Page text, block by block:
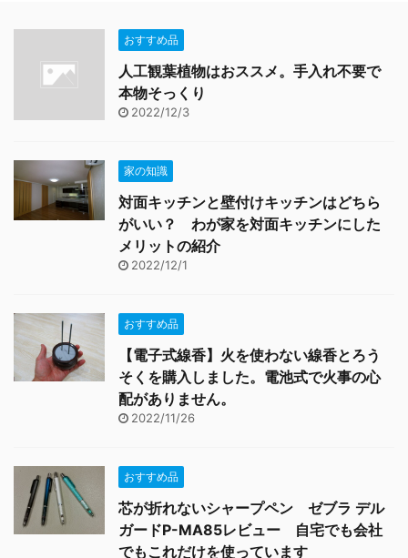
おすすめ品
人工観葉植物はおススメ。手入れ不要で
本物そっくり
2022/12/3
家の知識
対面キッチンと壁付けキッチンはどちら
がいい？ わが家を対面キッチンにした
メリットの紹介
2022/12/1
おすすめ品
【電子式線香】火を使わない線香とろう
そくを購入しました。電池式で火事の心
配がありません。
2022/11/26
おすすめ品
芯が折れないシャープペン ゼブラ デル
ガードP-MA85レビュー 自宅でも会社
でもこれだけを使っています